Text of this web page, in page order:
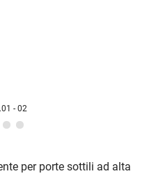
- 02
per porte sottili ad alta